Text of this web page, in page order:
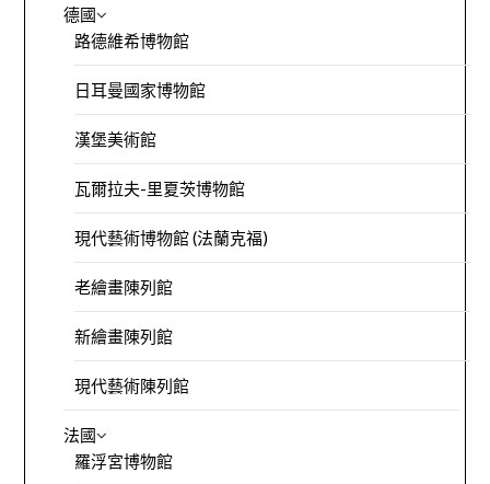
德國
路德維希博物館
日耳曼國家博物館
漢堡美術館
瓦爾拉夫-里夏茨博物館
現代藝術博物館 (法蘭克福)
老繪畫陳列館
新繪畫陳列館
現代藝術陳列館
法國
羅浮宮博物館